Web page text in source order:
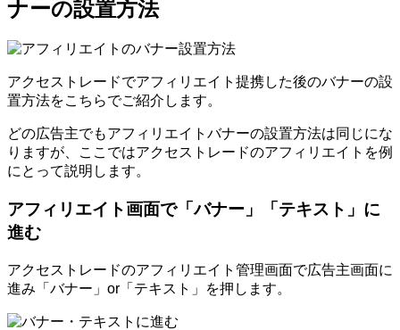
ナーの設置方法
アクセストレードでアフィリエイト提携した後のバナーの設
置方法をこちらでご紹介します。
どの広告主でもアフィリエイトバナーの設置方法は同じにな
りますが、ここではアクセストレードのアフィリエイトを例
にとって説明します。
アフィリエイト画面で「バナー」「テキスト」に
進む
アクセストレードのアフィリエイト管理画面で広告主画面に
進み「バナー」or「テキスト」を押します。